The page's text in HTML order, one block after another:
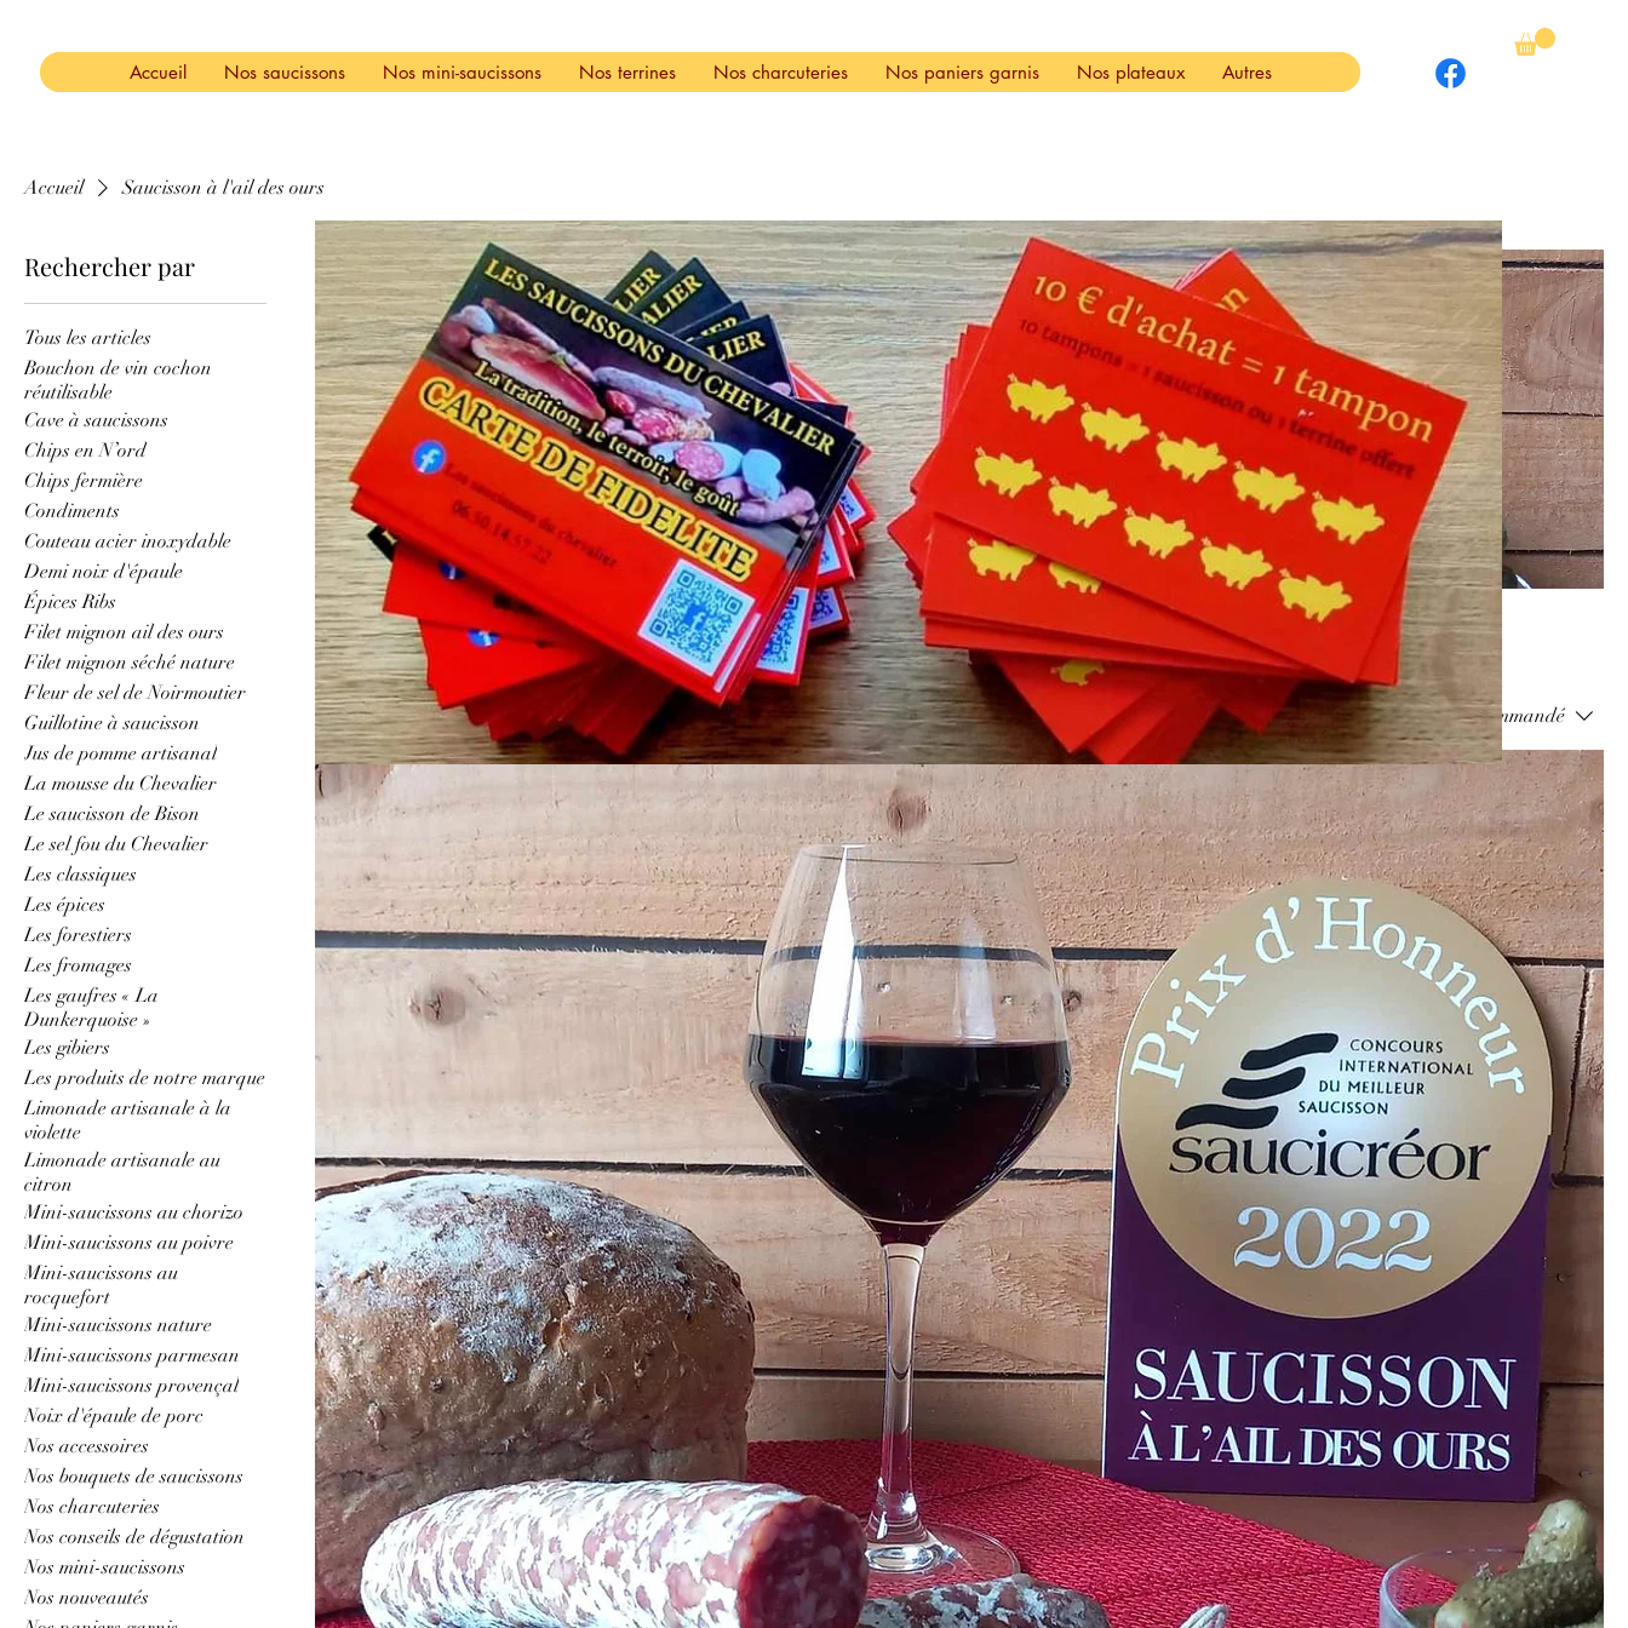
Accueil Nos saucissons Nos mini-saucissons Nos terrines Nos charcuteries Nos paniers garnis Nos plateaux Autres
Accueil Saucisson à l'ail des ours
Rechercher par
Tous les articles
Bouchon de vin cochon
réutilisable
Cave à saucissons
Chips en N’ord
Chips fermière
Condiments
Couteau acier inoxydable
Demi noix d'épaule
Épices Ribs
Filet mignon ail des ours
Filet mignon séché nature
Fleur de sel de Noirmoutier
Guillotine à saucisson
Jus de pomme artisanal
La mousse du Chevalier
Le saucisson de Bison
Le sel fou du Chevalier
Les classiques
Les épices
Les forestiers
Les fromages
Les gaufres « La
Dunkerquoise »
Les gibiers
Les produits de notre marque
Limonade artisanale à la
violette
Limonade artisanale au
citron
Mini-saucissons au chorizo
Mini-saucissons au poivre
Mini-saucissons au
rocquefort
Mini-saucissons nature
Mini-saucissons parmesan
Mini-saucissons provençal
Noix d'épaule de porc
Nos accessoires
Nos bouquets de saucissons
Nos charcuteries
Nos conseils de dégustation
Nos mini-saucissons
Nos nouveautés
Saucisson à l'ail des ours
1 article
Trier par : Recommandé